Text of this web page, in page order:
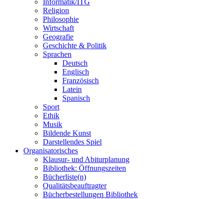
Informatik/ITG
Religion
Philosophie
Wirtschaft
Geografie
Geschichte & Politik
Sprachen
Deutsch
Englisch
Französisch
Latein
Spanisch
Sport
Ethik
Musik
Bildende Kunst
Darstellendes Spiel
Organisatorisches
Klausur- und Abiturplanung
Bibliothek: Öffnungszeiten
Bücherliste(n)
Qualitätsbeauftragter
Bücherbestellungen Bibliothek